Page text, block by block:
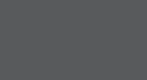
COOKIE
согласие на обработку
(сведения о местоположении;